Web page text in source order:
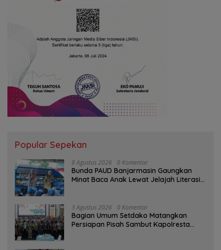
Popular Sepekan
8 Agustus 2026 0 Komentar
Bunda PAUD Banjarmasin Gaungkan
Minat Baca Anak Lewat Jelajah Literasi
3 Agustus 2026 0 Komentar
Bagian Umum Setdako Matangkan
Persiapan Pisah Sambut Kapolresta